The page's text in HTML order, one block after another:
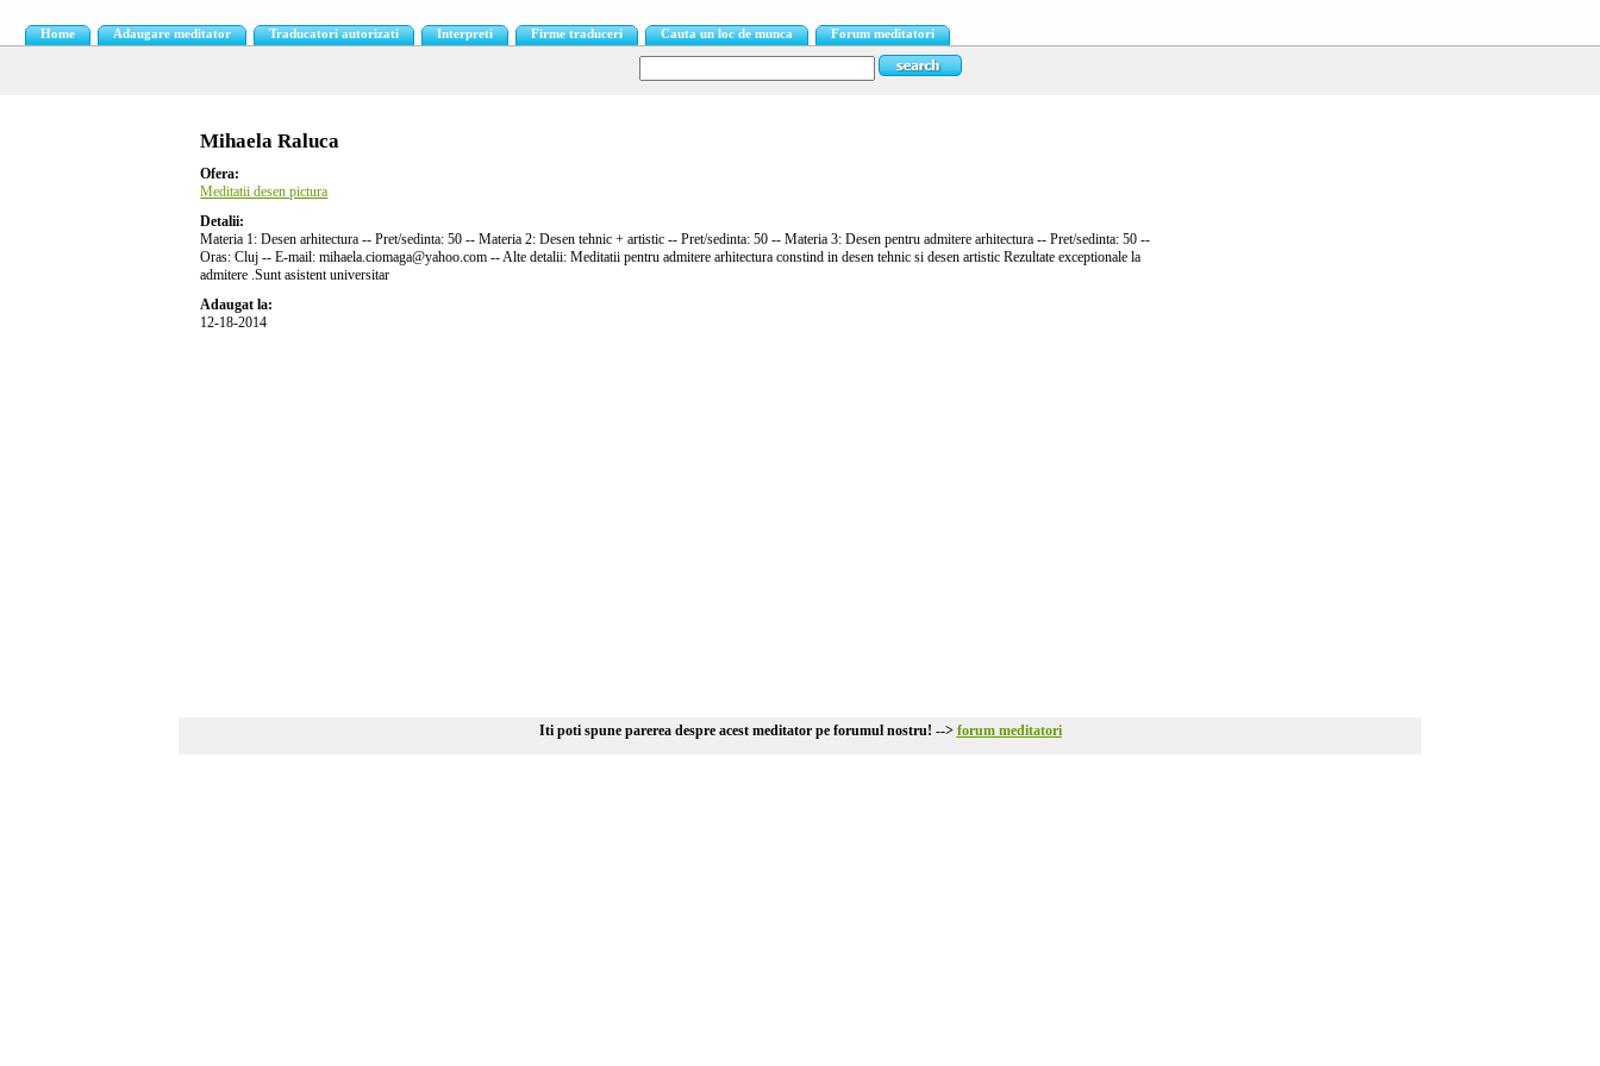
Home Adaugare meditator Traducatori autorizati Interpreti Firme traduceri Cauta un loc de munca Forum meditatori
Mihaela Raluca
Ofera:
Meditatii desen pictura
Detalii:
Materia 1: Desen arhitectura -- Pret/sedinta: 50 -- Materia 2: Desen tehnic + artistic -- Pret/sedinta: 50 -- Materia 3: Desen pentru admitere arhitectura -- Pret/sedinta: 50 --
Oras: Cluj -- E-mail: mihaela.ciomaga@yahoo.com -- Alte detalii: Meditatii pentru admitere arhitectura constind in desen tehnic si desen artistic Rezultate exceptionale la
admitere .Sunt asistent universitar
Adaugat la:
12-18-2014
Iti poti spune parerea despre acest meditator pe forumul nostru! --> forum meditatori